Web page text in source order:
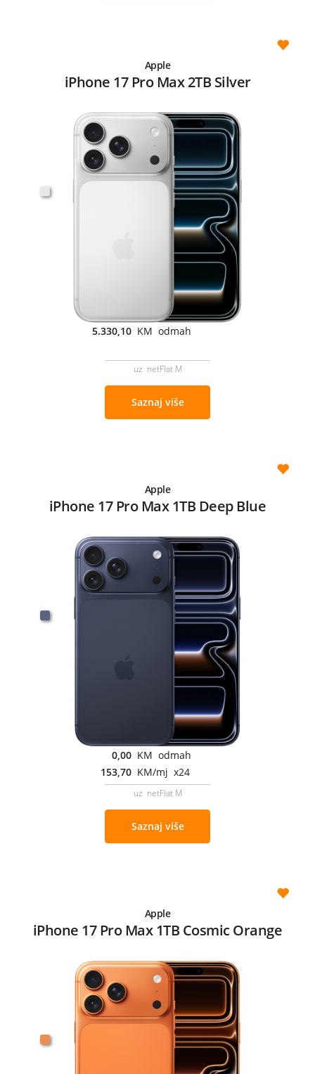
Apple
iPhone 17 Pro Max 2TB Silver
5.330,10 KM odmah
uz netFlat M
Saznaj više
Apple
iPhone 17 Pro Max 1TB Deep Blue
0,00 KM odmah
153,70 KM/mj x24
uz netFlat M
Saznaj više
Apple
iPhone 17 Pro Max 1TB Cosmic Orange